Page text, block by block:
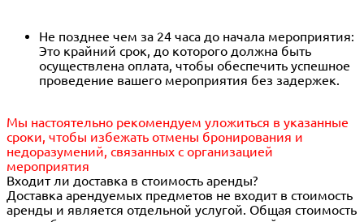
Не позднее чем за 24 часа до начала мероприятия:
Это крайний срок, до которого должна быть
осуществлена оплата, чтобы обеспечить успешное
проведение вашего мероприятия без задержек.
Мы настоятельно рекомендуем уложиться в указанные
сроки, чтобы избежать отмены бронирования и
недоразумений, связанных с организацией
мероприятия
Входит ли доставка в стоимость аренды?
Доставка арендуемых предметов не входит в стоимость
аренды и является отдельной услугой. Общая стоимость